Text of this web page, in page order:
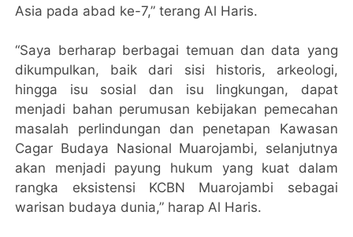
Asia pada abad ke-7,” terang Al Haris.
“Saya berharap berbagai temuan dan data yang
dikumpulkan, baik dari sisi historis, arkeologi,
hingga isu sosial dan isu lingkungan, dapat
menjadi bahan perumusan kebijakan pemecahan
masalah perlindungan dan penetapan Kawasan
Cagar Budaya Nasional Muarojambi, selanjutnya
akan menjadi payung hukum yang kuat dalam
rangka eksistensi KCBN Muarojambi sebagai
warisan budaya dunia,” harap Al Haris.